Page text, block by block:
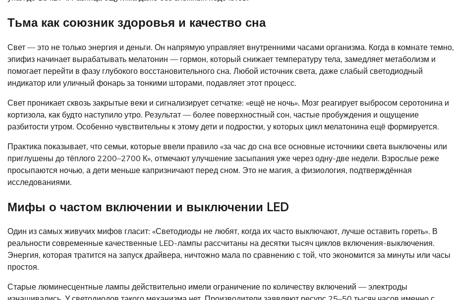
Тьма как союзник здоровья и качество сна
Свет — это не только энергия и деньги. Он напрямую управляет внутренними часами организма. Когда в комнате темно,
эпифиз начинает вырабатывать мелатонин — гормон, который снижает температуру тела, замедляет метаболизм и
помогает перейти в фазу глубокого восстановительного сна. Любой источник света, даже слабый светодиодный
индикатор или уличный фонарь за тонкими шторами, подавляет этот процесс.
Свет проникает сквозь закрытые веки и сигнализирует сетчатке: «ещё не ночь». Мозг реагирует выбросом серотонина и
кортизола, как будто наступило утро. Результат — более поверхностный сон, частые пробуждения и ощущение
разбитости утром. Особенно чувствительны к этому дети и подростки, у которых цикл мелатонина ещё формируется.
Практика показывает, что семьи, которые ввели правило «за час до сна все основные источники света выключены или
приглушены до тёплого 2200–2700 К», отмечают улучшение засыпания уже через одну-две недели. Взрослые реже
просыпаются ночью, а дети меньше капризничают перед сном. Это не магия, а физиология, подтверждённая
исследованиями.
Мифы о частом включении и выключении LED
Один из самых живучих мифов гласит: «Светодиоды не любят, когда их часто выключают, лучше оставить гореть». В
реальности современные качественные LED-лампы рассчитаны на десятки тысяч циклов включения-выключения.
Энергия, которая тратится на запуск драйвера, ничтожно мала по сравнению с той, что экономится за минуты или часы
простоя.
Старые люминесцентные лампы действительно имели ограничение по количеству включений — электроды